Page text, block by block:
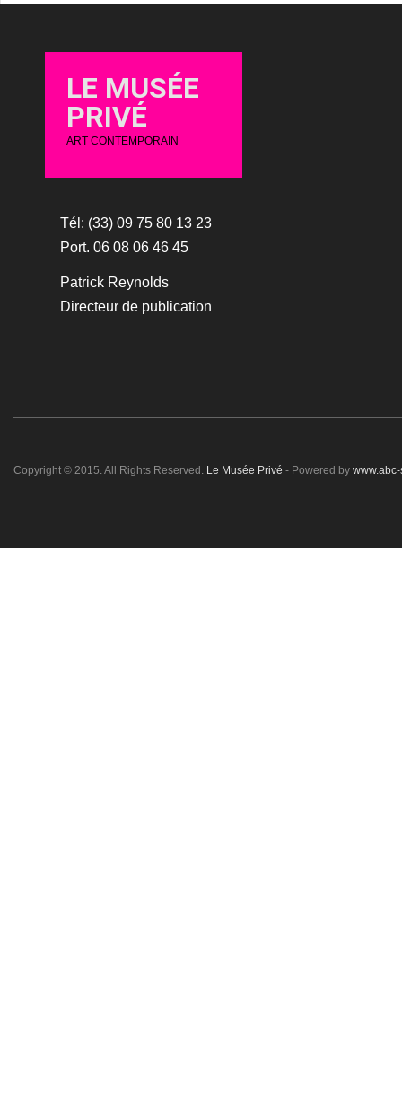
LE MUSÉE
PRIVÉ
ART CONTEMPORAIN
Tél: (33) 09 75 80 13 23
Port. 06 08 06 46 45
Patrick Reynolds
Directeur de publication
Copyright © 2015. All Rights Reserved. Le Musée Privé - Powered by